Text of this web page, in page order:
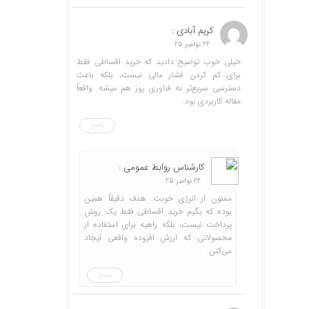
کریم آبادی :
22 نوامبر 25
خیلی خوب توضیح دادید که خرید اقساطی فقط
برای کم کردن فشار مالی نیست، بلکه باعث
دسترسی سریع‌تر به فناوری روز هم میشه. واقعاً
مقاله کاربردی بود.
پاسخ
کارشناس روابط عمومی :
22 نوامبر 25
ممنون از انرژی خوبت. هدف دقیقاً همین
بوده که بگیم خرید اقساطی فقط یک روش
پرداخت نیست، بلکه راهیه برای استفاده از
محصولاتی که ارزش افزوده واقعی ایجاد
می‌کنن.
پاسخ